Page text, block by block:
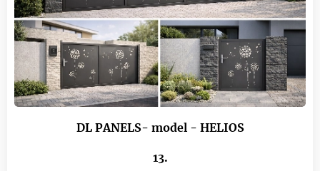
DL PANELS- model - HELIOS
13.